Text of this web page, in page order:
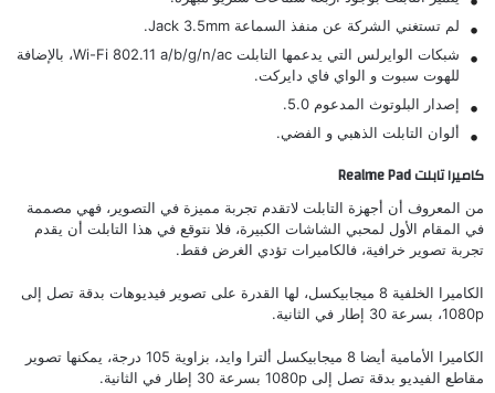
لم تستغني الشركة عن منفذ السماعة Jack 3.5mm.
شبكات الوايرلس التي يدعمها التابلت Wi-Fi 802.11 a/b/g/n/ac، بالإضافة
للهوت سبوت و الواي فاي دايركت.
إصدار البلوتوث المدعوم 5.0.
ألوان التابلت الذهبي و الفضي.
كاميرا تابلت Realme Pad
من المعروف أن أجهزة التابلت لاتقدم تجربة مميزة في التصوير، فهي مصممة
في المقام الأول لمحبي الشاشات الكبيرة، فلا نتوقع في هذا التابلت أن يقدم
تجربة تصوير خرافية، فالكاميرات تؤدي الغرض فقط.
الكاميرا الخلفية 8 ميجابيكسل، لها القدرة على تصوير فيديوهات بدقة تصل إلى
1080p، بسرعة 30 إطار في الثانية.
الكاميرا الأمامية أيضا 8 ميجابيكسل ألترا وايد، بزاوية 105 درجة، يمكنها تصوير
مقاطع الفيديو بدقة تصل إلى 1080p بسرعة 30 إطار في الثانية.